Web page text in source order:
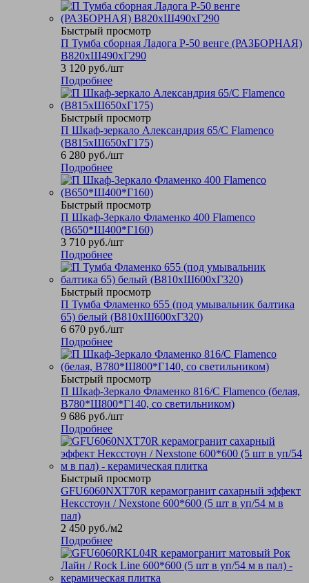
Быстрый просмотр
П Тумба сборная Ладога Р-50 венге (РАЗБОРНАЯ)
В820хШ490хГ290
3 120 руб./шт
Подробнее
Быстрый просмотр
П Шкаф-зеркало Александрия 65/С Flamenco
(В815хШ650хГ175)
6 280 руб./шт
Подробнее
Быстрый просмотр
П Шкаф-Зеркало Фламенко 400 Flamenco
(В650*Ш400*Г160)
3 710 руб./шт
Подробнее
Быстрый просмотр
П Тумба Фламенко 655 (под умывальник балтика
65) белый (В810хШ600хГ320)
6 670 руб./шт
Подробнее
Быстрый просмотр
П Шкаф-Зеркало Фламенко 816/С Flamenco (белая,
В780*Ш800*Г140, со светильником)
9 686 руб./шт
Подробнее
Быстрый просмотр
GFU6060NXT70R керамогранит сахарный эффект
Нексстоун / Nexstone 600*600 (5 шт в уп/54 м в
пал)
2 450 руб./м2
Подробнее